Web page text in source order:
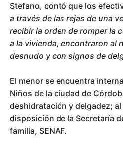
Stefano, contó que los
a través de las rejas de una
recibir la orden de romper la
a la vivienda, encontraron al
desnudo y con signos de
El menor se encuentra
Niños de la ciudad de
deshidratación y delgadez;
disposición de la Secretaría
familia, SENAF.